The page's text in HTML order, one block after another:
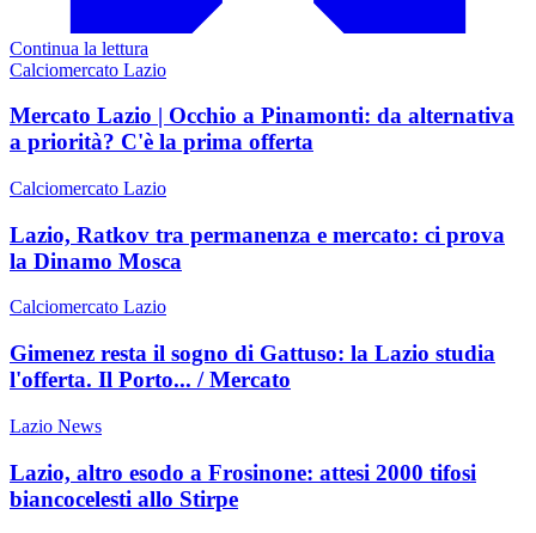
Continua la lettura
Calciomercato Lazio
Mercato Lazio | Occhio a Pinamonti: da alternativa
a priorità? C'è la prima offerta
Calciomercato Lazio
Lazio, Ratkov tra permanenza e mercato: ci prova
la Dinamo Mosca
Calciomercato Lazio
Gimenez resta il sogno di Gattuso: la Lazio studia
l'offerta. Il Porto... / Mercato
Lazio News
Lazio, altro esodo a Frosinone: attesi 2000 tifosi
biancocelesti allo Stirpe